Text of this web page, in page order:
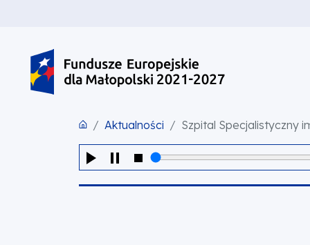
Aktualności Szpital Specjalistyczny